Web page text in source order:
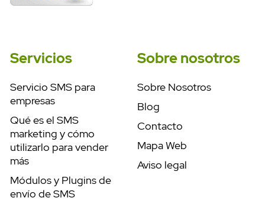
Servicios
Servicio SMS para
empresas
Qué es el SMS
marketing y cómo
utilizarlo para vender
más
Módulos y Plugins de
envío de SMS
Sobre nosotros
Sobre Nosotros
Blog
Contacto
Mapa Web
Aviso legal